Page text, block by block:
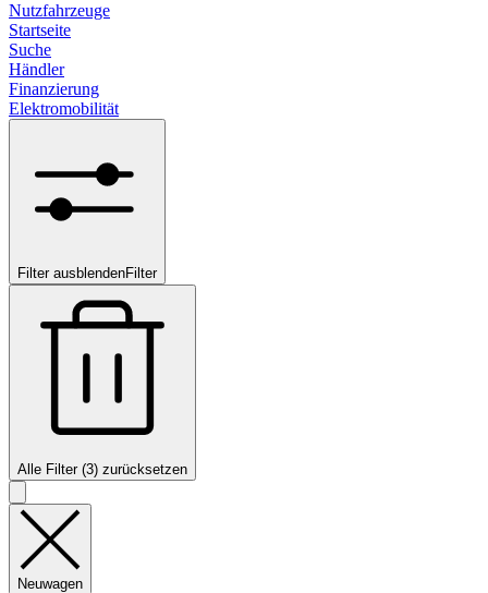
Nutzfahrzeuge
Startseite
Suche
Händler
Finanzierung
Elektromobilität
Filter ausblendenFilter
Alle Filter (3) zurücksetzen
Neuwagen